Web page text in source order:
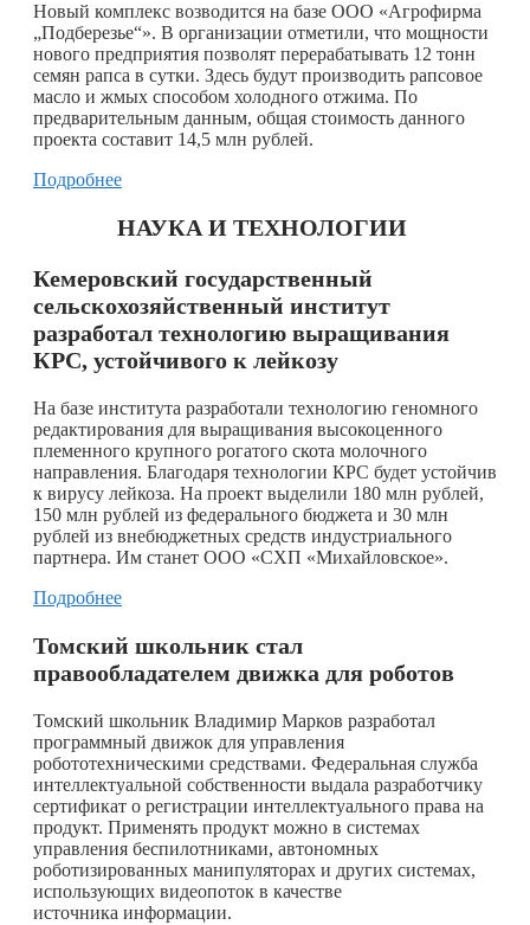
Новый комплекс возводится на базе ООО «Агрофирма
„Подберезье“». В организации отметили, что мощности
нового предприятия позволят перерабатывать 12 тонн
семян рапса в сутки. Здесь будут производить рапсовое
масло и жмых способом холодного отжима. По
предварительным данным, общая стоимость данного
проекта составит 14,5 млн рублей.
Подробнее
НАУКА И ТЕХНОЛОГИИ
Кемеровский государственный
сельскохозяйственный институт
разработал технологию выращивания
КРС, устойчивого к лейкозу
На базе института разработали технологию геномного
редактирования для выращивания высокоценного
племенного крупного рогатого скота молочного
направления. Благодаря технологии КРС будет устойчив
к вирусу лейкоза. На проект выделили 180 млн рублей,
150 млн рублей из федерального бюджета и 30 млн
рублей из внебюджетных средств индустриального
партнера. Им станет ООО «СХП «Михайловское».
Подробнее
Томский школьник стал
правообладателем движка для роботов
Томский школьник Владимир Марков разработал
программный движок для управления
робототехническими средствами. Федеральная служба
интеллектуальной собственности выдала разработчику
сертификат о регистрации интеллектуального права на
продукт. Применять продукт можно в системах
управления беспилотниками, автономных
роботизированных манипуляторах и других системах,
использующих видеопоток в качестве
источника информации.